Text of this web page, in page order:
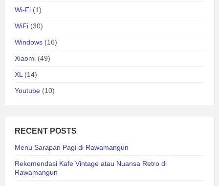
Wi-Fi (1)
WiFi (30)
Windows (16)
Xiaomi (49)
XL (14)
Youtube (10)
RECENT POSTS
Menu Sarapan Pagi di Rawamangun
Rekomendasi Kafe Vintage atau Nuansa Retro di
Rawamangun